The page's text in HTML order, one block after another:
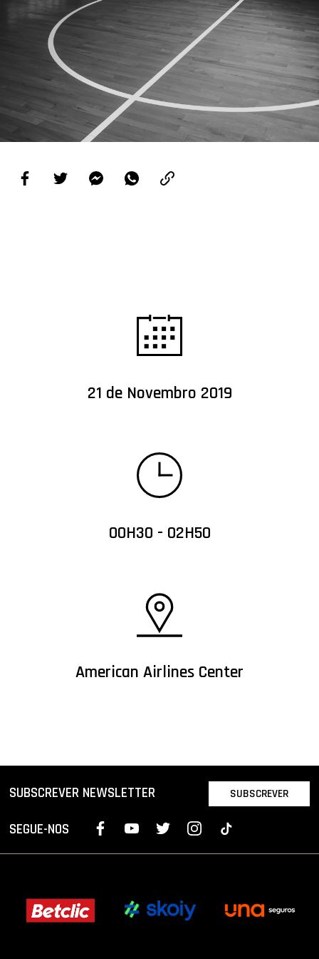
PROJETOS
LIGA BETCLIC MASCULINA
LIGA BETCLIC FEMININA
21 de Novembro 2019
00H30 - 02H50
American Airlines Center
SUBSCREVER NEWSLETTER SUBSCREVER
SEGUE-NOS